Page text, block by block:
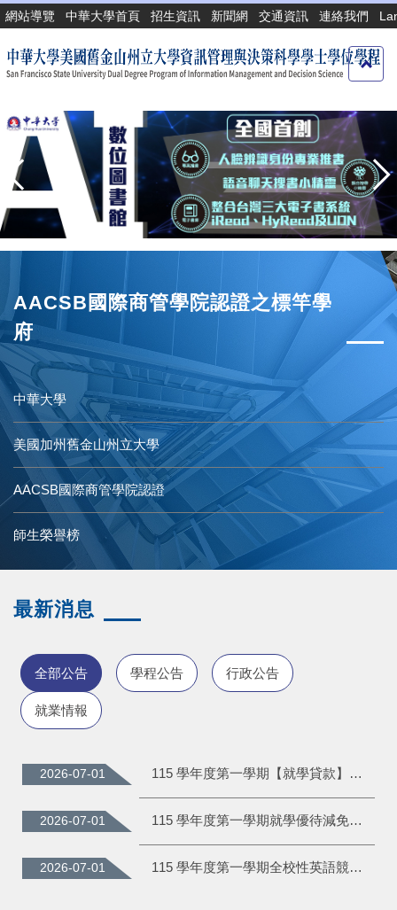
跳
到
主
要
區
網站導覽 中華大學首頁 招生資訊 新聞網 交通資訊 連絡我們
AACSB國際商管學院認證之標竿學
府
中華大學
美國加州舊金山州立大學
AACSB國際商管學院認證
師生榮譽榜
最新消息
全部公告 學程公告 行政公告
就業情報
2026-07-01 115 學年度第一學期【就學貸款】申請須知
2026-07-01 115 學年度第一學期就學優待減免申請須知
2026-07-01 115 學年度第一學期全校性英語競賽【朗讀競賽】開始報名囉！請全校學生踴躍報名。